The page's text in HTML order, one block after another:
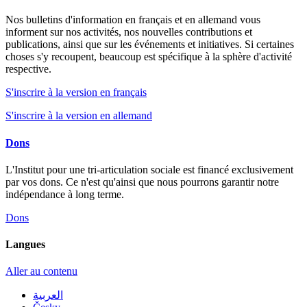
Nos bulletins d'information en français et en allemand vous
informent sur nos activités, nos nouvelles contributions et
publications, ainsi que sur les événements et initiatives. Si certaines
choses s'y recoupent, beaucoup est spécifique à la sphère d'activité
respective.
S'inscrire à la version en français
S'inscrire à la version en allemand
Dons
L'Institut pour une tri-articulation sociale est financé exclusivement
par vos dons. Ce n'est qu'ainsi que nous pourrons garantir notre
indépendance à long terme.
Dons
Langues
Aller au contenu
العربية